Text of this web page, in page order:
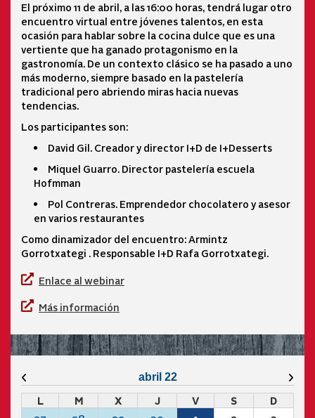
El próximo 11 de abril, a las 16:00 horas, tendrá lugar otro
encuentro virtual entre jóvenes talentos, en esta
ocasión para hablar sobre la cocina dulce que es una
vertiente que ha ganado protagonismo en la
gastronomía. De un contexto clásico se ha pasado a uno
más moderno, siempre basado en la pastelería
tradicional pero abriendo miras hacia nuevas
tendencias.
Los participantes son:
David Gil. Creador y director I+D de I+Desserts
Miquel Guarro. Director pastelería escuela
Hofmman
Pol Contreras. Emprendedor chocolatero y asesor
en varios restaurantes
Como dinamizador del encuentro: Armintz
Gorrotxategi . Responsable I+D Rafa Gorrotxategi.
Enlace al webinar
Más información
abril 22
L
M X J V S
D